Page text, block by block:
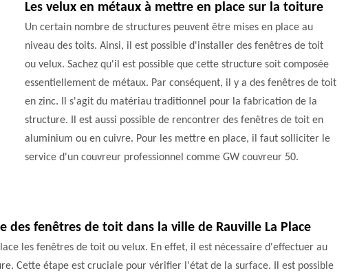
Les velux en métaux à mettre en place sur la toiture
Un certain nombre de structures peuvent être mises en place au
niveau des toits. Ainsi, il est possible d'installer des fenêtres de toit
ou velux. Sachez qu'il est possible que cette structure soit composée
essentiellement de métaux. Par conséquent, il y a des fenêtres de toit
en zinc. Il s'agit du matériau traditionnel pour la fabrication de la
structure. Il est aussi possible de rencontrer des fenêtres de toit en
aluminium ou en cuivre. Pour les mettre en place, il faut solliciter le
service d'un couvreur professionnel comme GW couvreur 50.
des fenêtres de toit dans la ville de Rauville La Place
les fenêtres de toit ou velux. En effet, il est nécessaire d'effectuer au
Cette étape est cruciale pour vérifier l'état de la surface. Il est possible